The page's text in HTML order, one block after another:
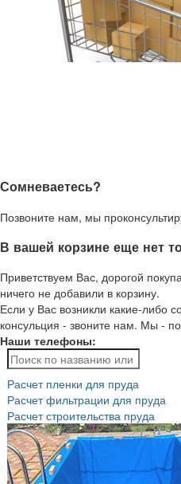
Сомневаетесь?
Позвоните нам, мы
В вашей корзине еще нет
Приветствуем Вас, дорогой
ничего не добавили в корзину.
Если у Вас возникли какие-либо
консульция - звоните нам. Мы -
Наши телефоны:
Расчет пленки для пруда
Расчет фильтрации для пруда
Расчет строительства пруда